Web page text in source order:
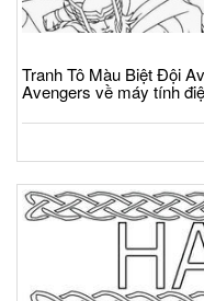
Tranh Tô Màu Biệt Đội
Avengers về máy tính